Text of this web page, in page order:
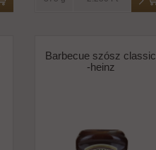
Barbecue szósz classic
-heinz